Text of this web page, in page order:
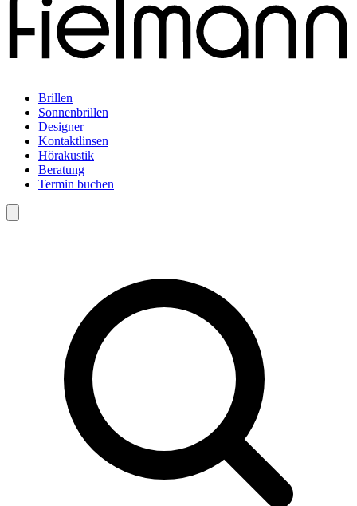
Brillen
Sonnenbrillen
Designer
Kontaktlinsen
Hörakustik
Beratung
Termin buchen